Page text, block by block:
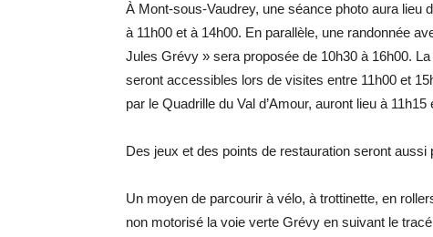
À Mont-sous-Vaudrey, une séance photo aura lieu
à 11h00 et à 14h00. En parallèle, une randonnée
Jules Grévy » sera proposée de 10h30 à 16h00.
seront accessibles lors de visites entre 11h00 et
par le Quadrille du Val d’Amour, auront lieu à 11h15
Des jeux et des points de restauration seront
Un moyen de parcourir à vélo, à trottinette, en
non motorisé la voie verte Grévy en suivant le